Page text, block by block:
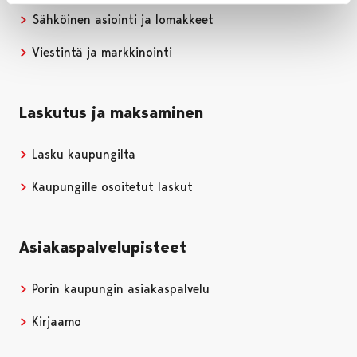
Sähköinen asiointi ja lomakkeet
Viestintä ja markkinointi
Laskutus ja maksaminen
Lasku kaupungilta
Kaupungille osoitetut laskut
Asiakaspalvelupisteet
Porin kaupungin asiakaspalvelu
Kirjaamo